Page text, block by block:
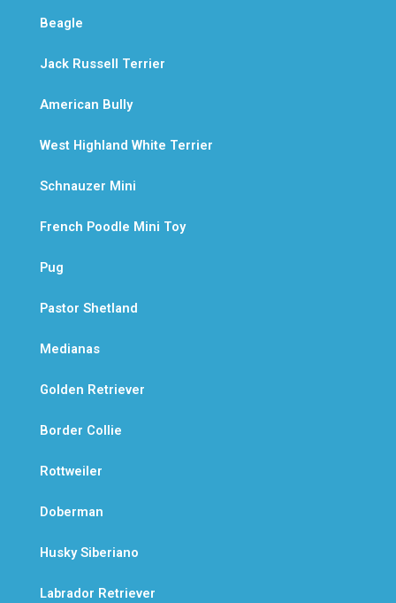
Beagle
Jack Russell Terrier
American Bully
West Highland White Terrier
Schnauzer Mini
French Poodle Mini Toy
Pug
Pastor Shetland
Medianas
Golden Retriever
Border Collie
Rottweiler
Doberman
Husky Siberiano
Labrador Retriever